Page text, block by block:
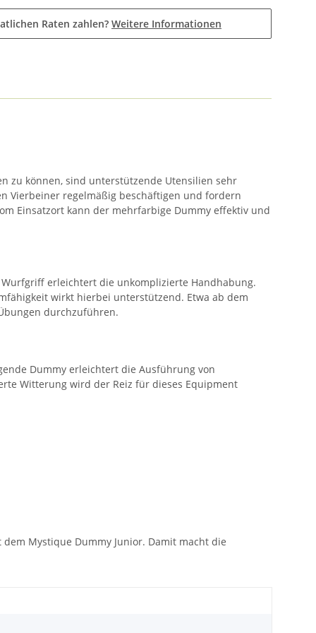
Raten zahlen? Weitere Informationen
zu können, sind unterstützende Utensilien sehr
Vierbeiner regelmäßig beschäftigen und fordern
Einsatzort kann der mehrfarbige Dummy effektiv und
erleichtert die unkomplizierte Handhabung.
wirkt hierbei unterstützend. Etwa ab dem
durchzuführen.
Dummy erleichtert die Ausführung von
Witterung wird der Reiz für dieses Equipment
Mystique Dummy Junior. Damit macht die